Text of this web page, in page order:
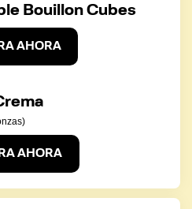
Bouillon Cubes
AHORA
AHORA